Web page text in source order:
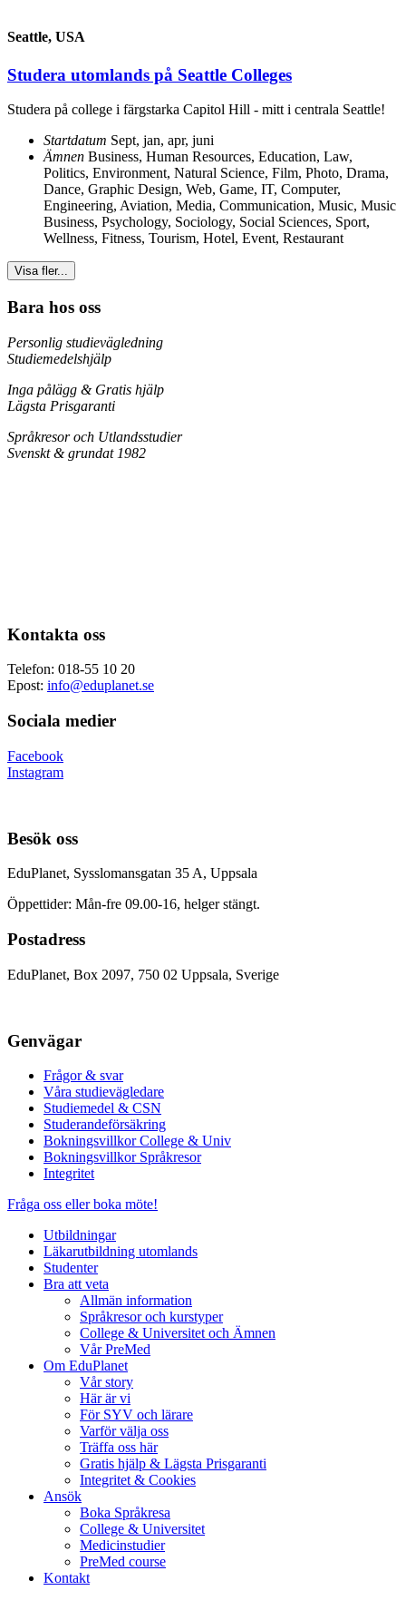
Seattle, USA
Studera utomlands på Seattle Colleges
Studera på college i färgstarka Capitol Hill - mitt i centrala Seattle!
Startdatum Sept, jan, apr, juni
Ämnen Business, Human Resources, Education, Law,
Politics, Environment, Natural Science, Film, Photo, Drama,
Dance, Graphic Design, Web, Game, IT, Computer,
Engineering, Aviation, Media, Communication, Music, Music
Business, Psychology, Sociology, Social Sciences, Sport,
Wellness, Fitness, Tourism, Hotel, Event, Restaurant
Visa fler...
Bara hos oss
Personlig studievägledning
Studiemedelshjälp
Inga pålägg & Gratis hjälp
Lägsta Prisgaranti
Språkresor och Utlandsstudier
Svenskt & grundat 1982
Kontakta oss
Telefon: 018-55 10 20
Epost: info@eduplanet.se
Sociala medier
Facebook
Instagram
Besök oss
EduPlanet, Sysslomansgatan 35 A, Uppsala
Öppettider: Mån-fre 09.00-16, helger stängt.
Postadress
EduPlanet, Box 2097, 750 02 Uppsala, Sverige
Genvägar
Frågor & svar
Våra studievägledare
Studiemedel & CSN
Studerandeförsäkring
Bokningsvillkor College & Univ
Bokningsvillkor Språkresor
Integritet
Fråga oss eller boka möte!
Utbildningar
Läkarutbildning utomlands
Studenter
Bra att veta
Allmän information
Språkresor och kurstyper
College & Universitet och Ämnen
Vår PreMed
Om EduPlanet
Vår story
Här är vi
För SYV och lärare
Varför välja oss
Träffa oss här
Gratis hjälp & Lägsta Prisgaranti
Integritet & Cookies
Ansök
Boka Språkresa
College & Universitet
Medicinstudier
PreMed course
Kontakt